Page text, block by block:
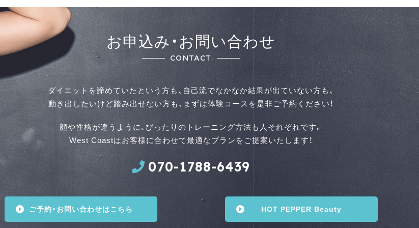
お申込み・ お問い合わせ
CONTACT
ダイエットを諦めていたという方も、自己流でなかなか結果が出ていない方も、
動き出したいけど踏み出せない方も、まずは体験コースを是⾮ご予約ください！
顔や性格が違うように、ぴったりのトレーニング方法も人それぞれです。
West Coastはお客様に合わせて最適なプランをご提案いたします！
070-1788-6439
ご予約・お問い合わせはこちら HOT PEPPER Beauty